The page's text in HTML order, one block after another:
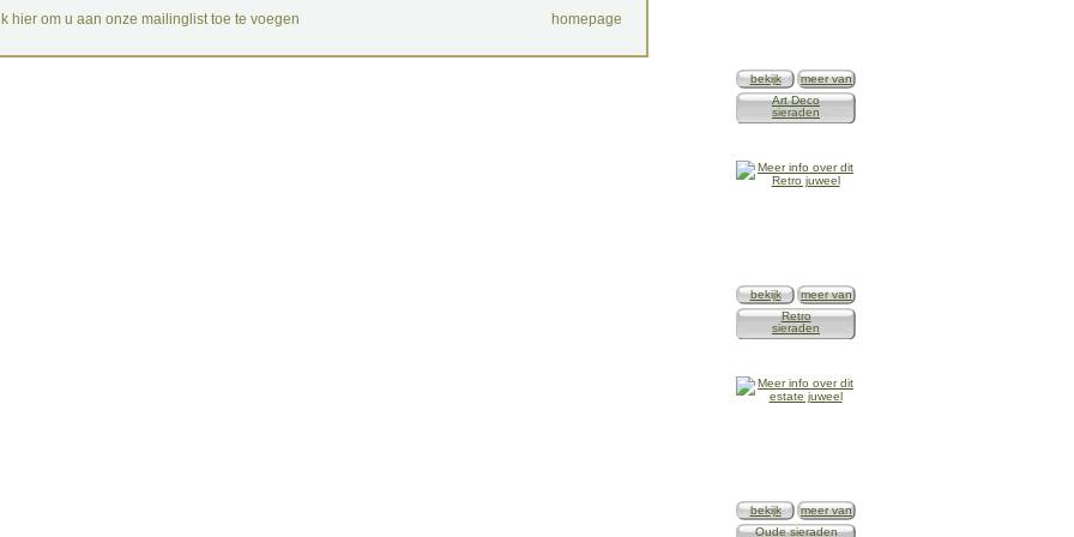
hier om u aan onze mailinglist toe te voegen homepage
bekijk
meer van
Art Deco
sieraden
bekijk
meer van
Retro
sieraden
bekijk
meer van
Oude sieraden